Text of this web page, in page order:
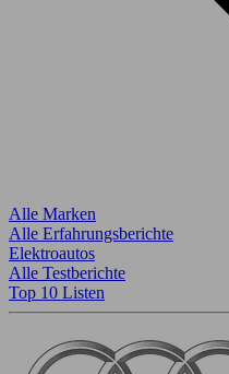
Alle Marken
Alle Erfahrungsberichte
Elektroautos
Alle Testberichte
Top 10 Listen